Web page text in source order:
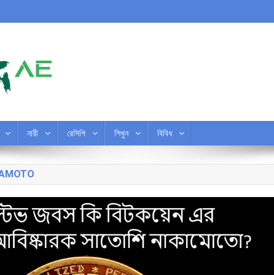
নারী রেসিপি শিখুন বিবিধ